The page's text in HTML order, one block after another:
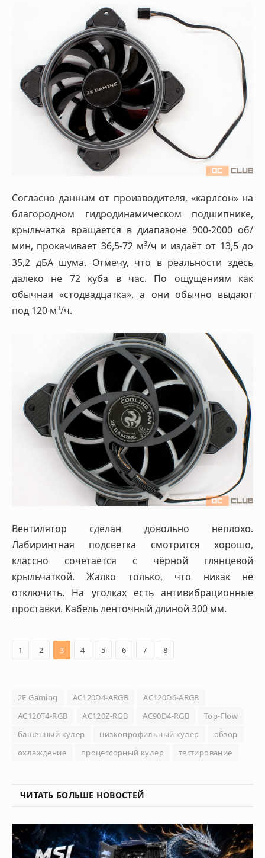
Согласно данным от производителя, «карлсон» на
благородном гидродинамическом подшипнике,
крыльчатка вращается в диапазоне 900-2000 об/
мин, прокачивает 36,5-72 м3/ч и издаёт от 13,5 до
35,2 дБА шума. Отмечу, что в реальности здесь
далеко не 72 куба в час. По ощущениям как
обычная «стодвадцатка», а они обычно выдают
под 120 м3/ч.
Вентилятор сделан довольно неплохо.
Лабиринтная подсветка смотрится хорошо,
классно сочетается с чёрной глянцевой
крыльчаткой. Жалко только, что никак не
отключить. На уголках есть антивибрационные
проставки. Кабель ленточный длиной 300 мм.
1 2 3 4 5 6 7 8
2E Gaming AC120D4-ARGB
AC120D6-ARGB
AC120T4-RGB
AC120Z-RGB AC90D4-RGB
Top-Flow
башенный кулер
низкопрофильный кулер
обзор
охлаждение
процессорный кулер тестирование
ЧИТАТЬ БОЛЬШЕ НОВОСТЕЙ